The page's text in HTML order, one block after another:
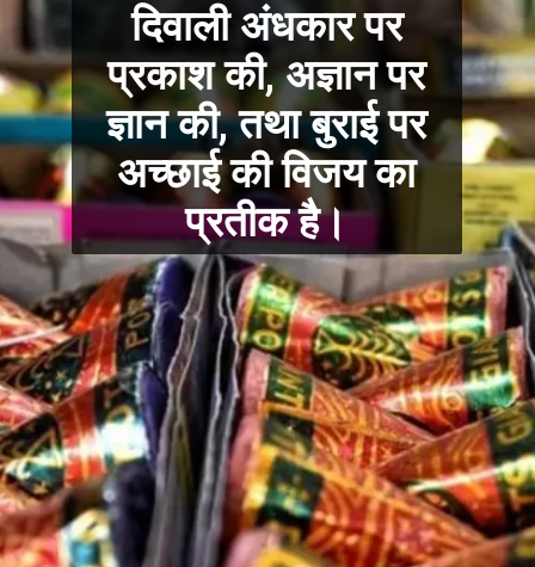
दिवाली अंधकार पर
प्रकाश की, अज्ञान पर
ज्ञान की, तथा बुराई पर
अच्छाई की विजय का
प्रतीक है।